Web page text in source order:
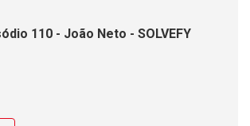
110 - João Neto - SOLVEFY